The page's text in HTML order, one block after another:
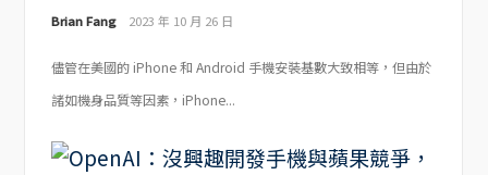
Brian Fang 2023 年 10 月 26 日
儘管在美國的 iPhone 和 Android 手機安裝基數大致相等，但由於
諸如機身品質等因素，iPhone...